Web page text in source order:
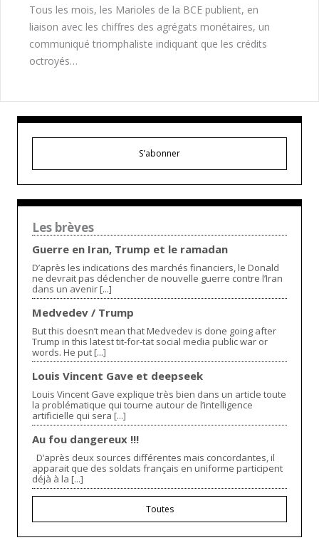
Tous les mois, les Marioles de la BCE publient, en
liaison avec les chiffres des agrégats monétaires, un
communiqué triomphaliste indiquant que les crédits
octroyés…
S'abonner
Les brèves
Guerre en Iran, Trump et le ramadan
D’après les indications des marchés financiers, le Donald
ne devrait pas déclencher de nouvelle guerre contre l’Iran
dans un avenir [...]
Medvedev / Trump
But this doesn’t mean that Medvedev is done going after
Trump in this latest tit-for-tat social media public war or
words. He put [...]
Louis Vincent Gave et deepseek
Louis Vincent Gave explique très bien dans un article toute
la problématique qui tourne autour de l’intelligence
artificielle qui sera [...]
Au fou dangereux !!!
D’après deux sources différentes mais concordantes, il
apparait que des soldats français en uniforme participent
déjà à la [...]
Toutes